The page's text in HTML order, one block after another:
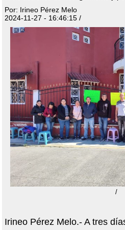
Por: Irineo Pérez Melo
2024-11-27 - 16:46:15 /
/
Irineo Pérez Melo.- A tres